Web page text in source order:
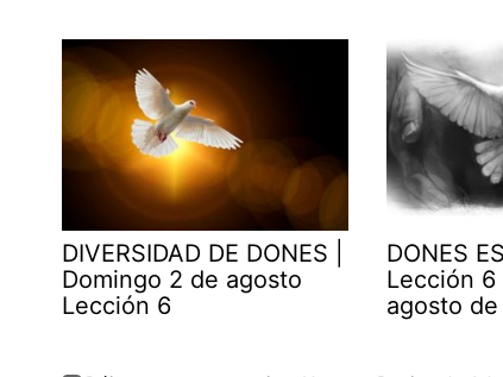
DIVERSIDAD DE DONES |
Domingo 2 de agosto
Lección 6
DONES
Lección 6
agosto